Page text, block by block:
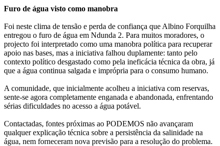
Furo de água visto como manobra
Foi neste clima de tensão e perda de confiança que Albino Forquilha
entregou o furo de água em Ndunda 2. Para muitos moradores, o
projecto foi interpretado como uma manobra política para recuperar
apoio nas bases, mas a iniciativa falhou duplamente: tanto pelo
contexto político desgastado como pela ineficácia técnica da obra, já
que a água continua salgada e imprópria para o consumo humano.
A comunidade, que inicialmente acolheu a iniciativa com reservas,
sente-se agora completamente enganada e abandonada, enfrentando
sérias dificuldades no acesso a água potável.
Contactadas, fontes próximas ao PODEMOS não avançaram
qualquer explicação técnica sobre a persistência da salinidade na
água, nem forneceram nova previsão para a resolução do problema.